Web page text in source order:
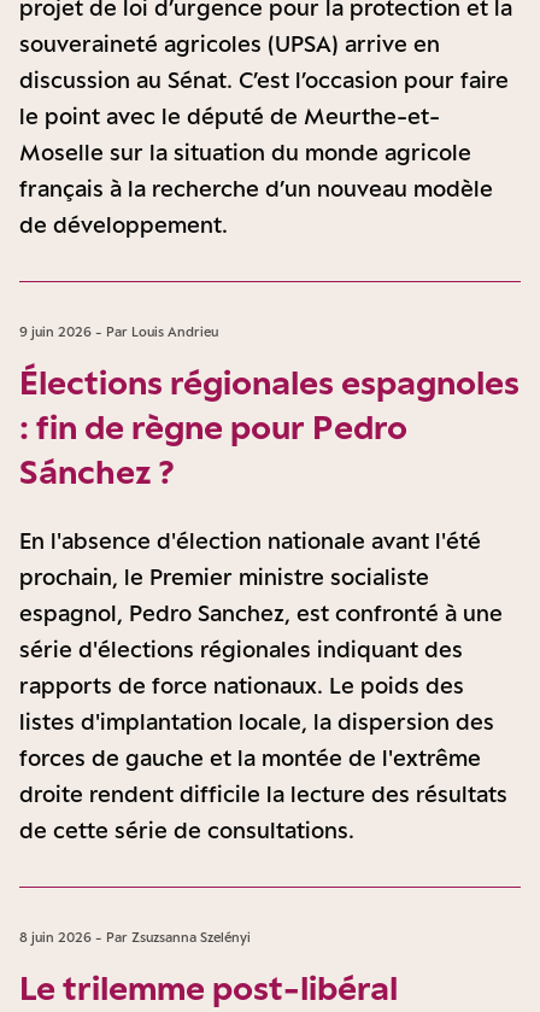
projet de loi d’urgence pour la protection et la
souveraineté agricoles (UPSA) arrive en
discussion au Sénat. C’est l’occasion pour faire
le point avec le député de Meurthe-et-
Moselle sur la situation du monde agricole
français à la recherche d’un nouveau modèle
de développement.
9 juin 2026 - Par Louis Andrieu
Élections régionales espagnoles
: fin de règne pour Pedro
Sánchez ?
En l'absence d'élection nationale avant l'été
prochain, le Premier ministre socialiste
espagnol, Pedro Sanchez, est confronté à une
série d'élections régionales indiquant des
rapports de force nationaux. Le poids des
listes d'implantation locale, la dispersion des
forces de gauche et la montée de l'extrême
droite rendent difficile la lecture des résultats
de cette série de consultations.
8 juin 2026 - Par Zsuzsanna Szelényi
Le trilemme post-libéral